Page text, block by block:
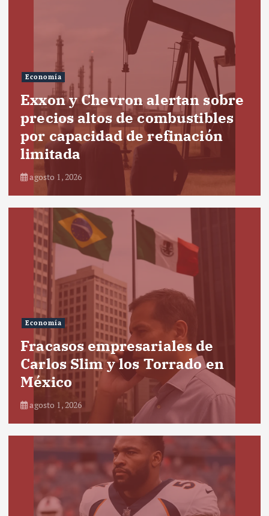
Economía
Exxon y Chevron alertan sobre
precios altos de combustibles
por capacidad de refinación
limitada
agosto 1, 2026
Economía
Fracasos empresariales de
Carlos Slim y los Torrado en
México
agosto 1, 2026